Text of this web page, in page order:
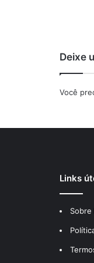
Deixe
Você
Links
Sobre